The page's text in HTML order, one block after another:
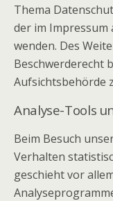
Thema
der im Impressum
wenden. Des
Beschwerderecht
Aufsichtsbehörde
Analyse-Tools
Beim Besuch
Verhalten
geschieht vor